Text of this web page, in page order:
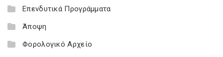
Επενδυτικά Προγράμματα
Άποψη
Φορολογικό Αρχείο